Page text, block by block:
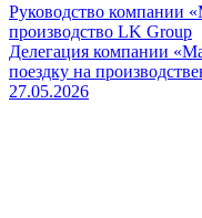
Руководство компании
производство LK Group
Делегация компании
поездку на
27.05.2026